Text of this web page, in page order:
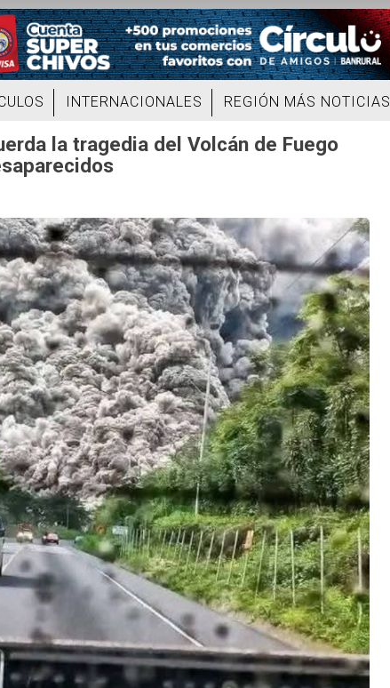
INTERNACIONALES REGIÓN MÁS NOTICIAS
la tragedia del Volcán de Fuego